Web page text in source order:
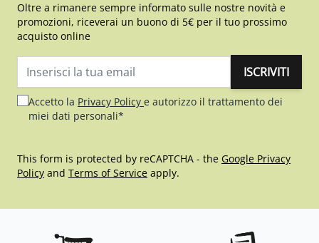
Oltre a rimanere sempre informato sulle nostre novità e
promozioni, riceverai un buono di 5€ per il tuo prossimo
acquisto online
ISCRIVITI
Accetto la Privacy Policy e autorizzo il trattamento dei
miei dati personali*
This form is protected by reCAPTCHA - the Google Privacy
Policy and Terms of Service apply.